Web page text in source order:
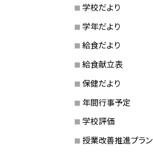
学校だより
学年だより
給食だより
給食献立表
保健だより
年間行事予定
学校評価
授業改善推進プラン